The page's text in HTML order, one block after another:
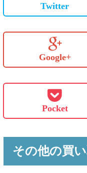
Twitter
Google+
Pocket
その他の買